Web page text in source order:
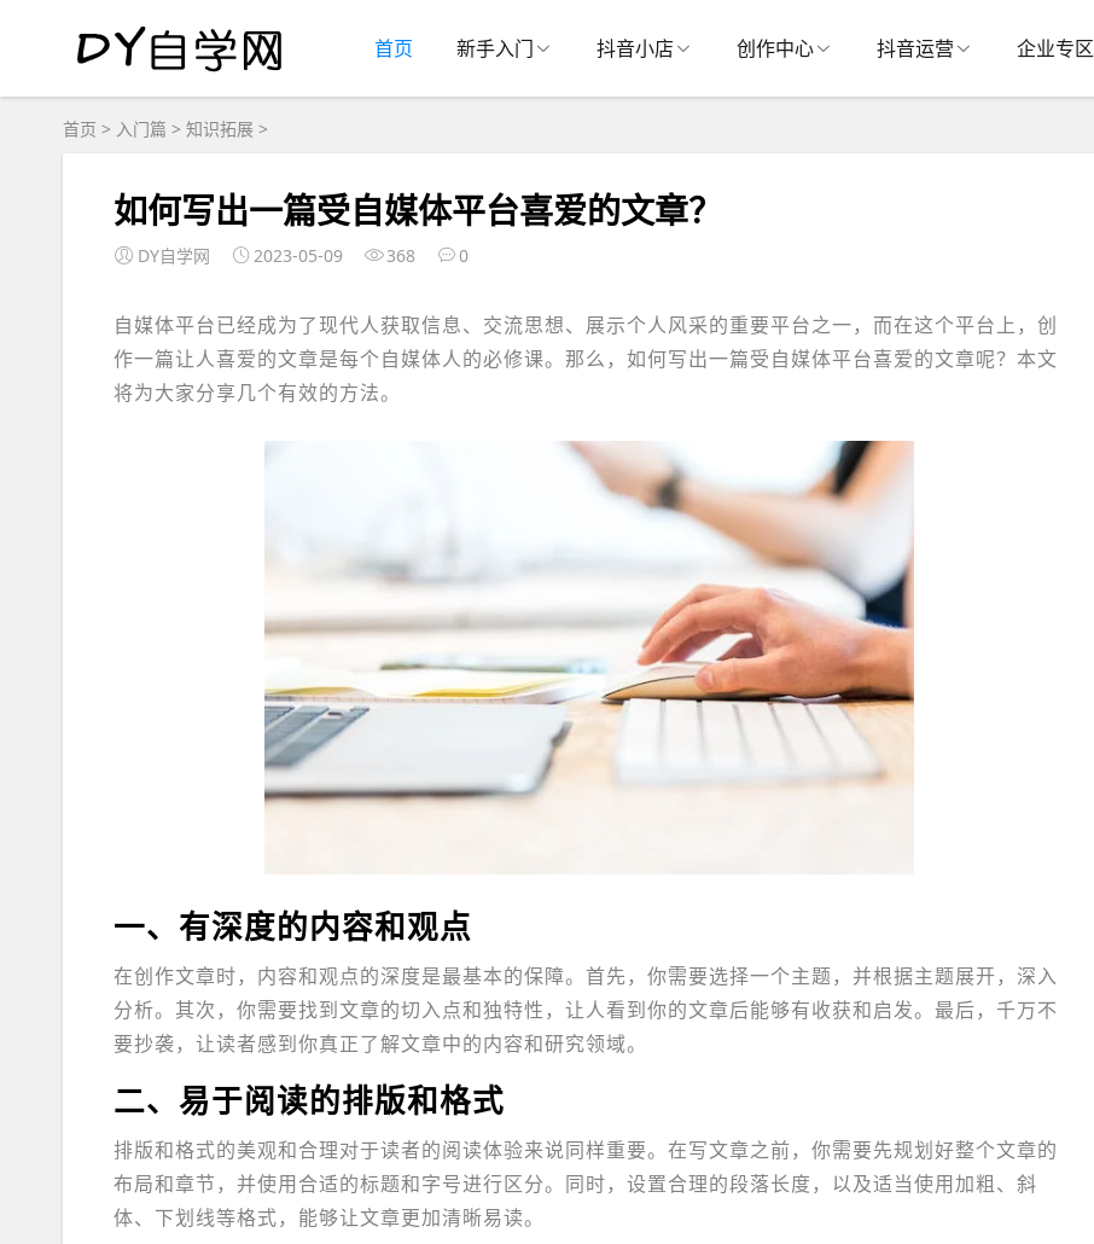
首页 新手入门 抖音小店 创作中心 抖音运营 企业专区
首页 > 入门篇 > 知识拓展 >
如何写出一篇受自媒体平台喜爱的文章？
DY自学网 2023-05-09 368 0
自媒体平台已经成为了现代人获取信息、交流思想、展示个人风采的重要平台之一，而在这个平台上，创
作一篇让人喜爱的文章是每个自媒体人的必修课。那么，如何写出一篇受自媒体平台喜爱的文章呢？本文
将为大家分享几个有效的方法。
一、有深度的内容和观点
在创作文章时，内容和观点的深度是最基本的保障。首先，你需要选择一个主题，并根据主题展开，深入
分析。其次，你需要找到文章的切入点和独特性，让人看到你的文章后能够有收获和启发。最后，千万不
要抄袭，让读者感到你真正了解文章中的内容和研究领域。
二、易于阅读的排版和格式
排版和格式的美观和合理对于读者的阅读体验来说同样重要。在写文章之前，你需要先规划好整个文章的
布局和章节，并使用合适的标题和字号进行区分。同时，设置合理的段落长度，以及适当使用加粗、斜
体、下划线等格式，能够让文章更加清晰易读。